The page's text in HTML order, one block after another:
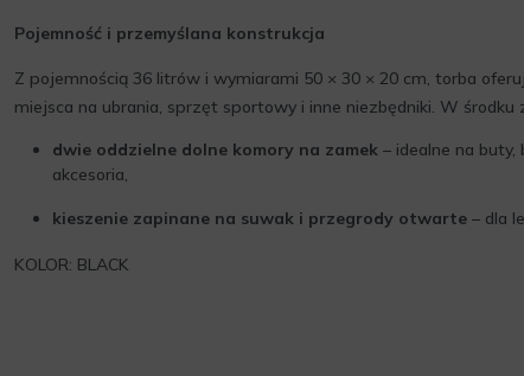
Pojemność i przemyślana konstrukcja
Z pojemnością 36 litrów i wymiarami 50 × 30 × 20 cm, torba
miejsca na ubrania, sprzęt sportowy i inne niezbędniki. W środku
dwie oddzielne dolne komory na zamek – idealne na buty,
akcesoria,
kieszenie zapinane na suwak i przegrody otwarte – dla
KOLOR: BLACK